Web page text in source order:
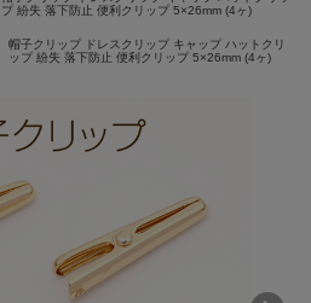
プ 紛失 落下防止 便利クリップ 5×26mm (4ヶ)
帽子クリップ ドレスクリップ キャップ ハットクリ
ップ 紛失 落下防止 便利クリップ 5×26mm (4ヶ)